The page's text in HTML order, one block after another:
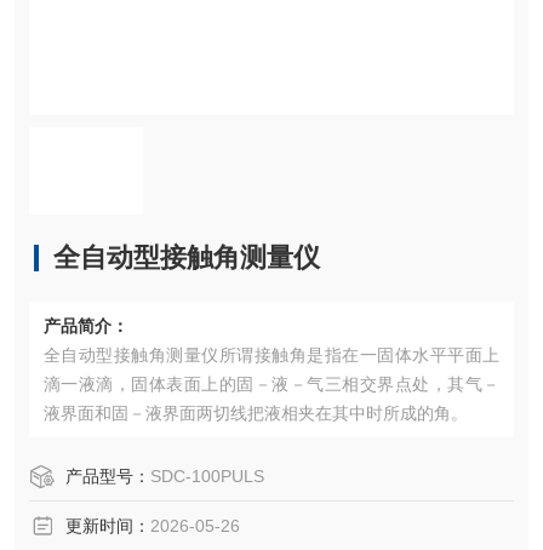
全自动型接触角测量仪
产品简介：
全自动型接触角测量仪所谓接触角是指在一固体水平平面上
滴一液滴，固体表面上的固－液－气三相交界点处，其气－
液界面和固－液界面两切线把液相夹在其中时所成的角。
产品型号： SDC-100PULS
更新时间： 2026-05-26